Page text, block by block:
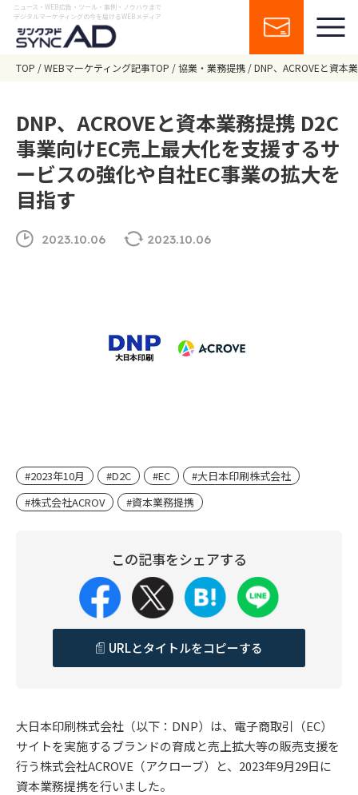
ニュース・WEB広告・ツール・事例・ノウハウまで
デジタルマーケティングの今を届けるWEBメディア
TOP WEBマーケティング記事TOP 協業・業務提携 DNP、ACROVEと資本
DNP、ACROVEと資本業務提携 D2C
事業向けEC売上最大化を支援するサ
ービスの強化や自社EC事業の拡大を
目指す
2023.10.06 2023.10.06
#2023年10月 #D2C #EC
#大日本印刷株式会社
#株式会社ACROV
#資本業務提携
この記事をシェアする
URLとタイトルをコピーする
大日本印刷株式会社（以下：DNP）は、電子商取引（EC）
サイトを実施するブランドの育成と売上拡大等の販売支援を
行う株式会社ACROVE（アクローブ）と、2023年9月29日に
資本業務提携を行いました。